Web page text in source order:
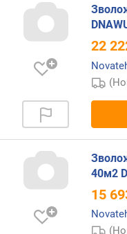
и
л
р
а
в
и
е
22
40м2
15